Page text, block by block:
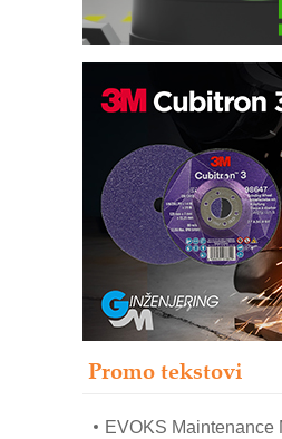
Promo tekstovi
Trajna oznaka kao
Bezbednost na prvom
IB BLUMENAUER -
poverenja u industriji
RMQ-TITAN
– Pametna
upravljanje mašinama
Sigurnije ispitivanje
solarnim
EVOKS Maintenance